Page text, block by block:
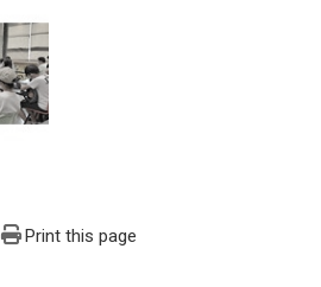
Print this page